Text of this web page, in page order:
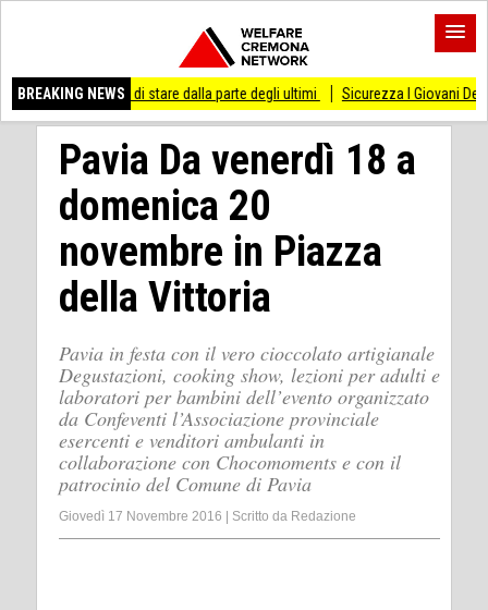
BREAKING NEWS
di stare dalla parte degli ultimi Sicurezza I Giovani Democratici
Pavia Da venerdì 18 a
domenica 20
novembre in Piazza
della Vittoria
Pavia in festa con il vero cioccolato artigianale
Degustazioni, cooking show, lezioni per adulti e
laboratori per bambini dell’evento organizzato
da Confeventi l’Associazione provinciale
esercenti e venditori ambulanti in
collaborazione con Chocomoments e con il
patrocinio del Comune di Pavia
Giovedì 17 Novembre 2016 Scritto da Redazione